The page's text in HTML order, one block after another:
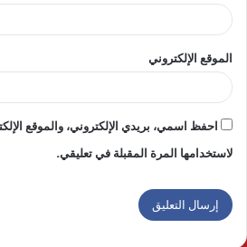
الموقع الإلكتروني
احفظ اسمي، بريدي الإلكتروني، والموقع
لاستخدامها المرة المقبلة في تعليقي.